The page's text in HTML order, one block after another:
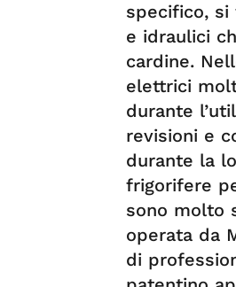
specifico,
e idraulici
cardine.
elettrici
durante
revisioni e
durante la
frigorifere
sono molto
operata da
di